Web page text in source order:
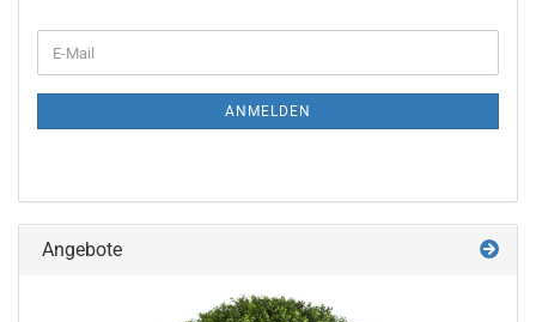
ZUR
E-
Mail
ANMELDEN
Angebote